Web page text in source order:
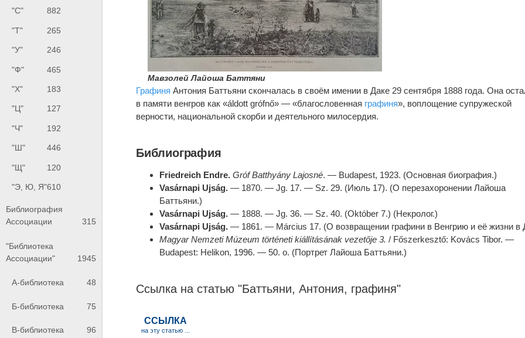
"С" 882
"Т" 265
"У" 246
"Ф" 465
"Х" 183
"Ц" 127
"Ч" 192
"Ш" 446
"Щ" 120
"Э, Ю, Я"610
Библиография
Ассоциации
315
"Библиотека
Ассоциации"
1945
А-библиотека 48
Б-библиотека 75
В-библиотека 96
Мавзолей Лайоша Баттяни
Графиня Антония Баттьяни скончалась в своём имении в Даке 29 сентября 1888 года. Она
в памяти венгров как «áldott grófnő» — «благословенная графиня», воплощение супружеской
верности, национальной скорби и деятельного милосердия.
Библиография
Friedreich Endre. Gróf Batthyány Lajosné. — Budapest, 1923. (Основная биография.)
Vasárnapi Ujság. — 1870. — Jg. 17. — Sz. 29. (Июль 17). (О перезахоронении Лайоша
Баттьяни.)
Vasárnapi Ujság. — 1888. — Jg. 36. — Sz. 40. (Október 7.) (Некролог.)
Vasárnapi Ujság. — 1861. — Március 17. (О возвращении графини в Венгрию и её жизни в
Magyar Nemzeti Múzeum történeti kiállításának vezetője 3. / Főszerkesztő: Kovács Tibor. —
Budapest: Helikon, 1996. — 50. o. (Портрет Лайоша Баттьяни.)
Ссылка на статью "Баттьяни, Антония, графиня"